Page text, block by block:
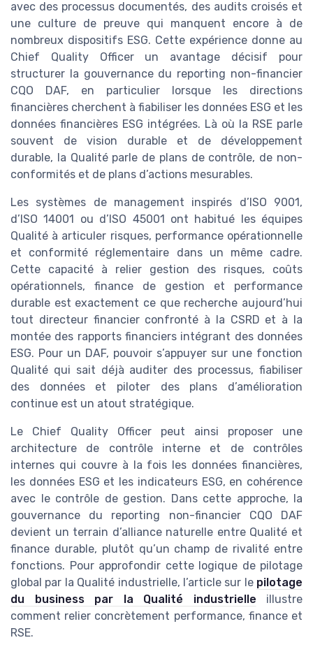
avec des processus documentés, des audits croisés et
une culture de preuve qui manquent encore à de
nombreux dispositifs ESG. Cette expérience donne au
Chief Quality Officer un avantage décisif pour
structurer la gouvernance du reporting non-financier
CQO DAF, en particulier lorsque les directions
financières cherchent à fiabiliser les données ESG et les
données financières ESG intégrées. Là où la RSE parle
souvent de vision durable et de développement
durable, la Qualité parle de plans de contrôle, de non-
conformités et de plans d’actions mesurables.
Les systèmes de management inspirés d’ISO 9001,
d’ISO 14001 ou d’ISO 45001 ont habitué les équipes
Qualité à articuler risques, performance opérationnelle
et conformité réglementaire dans un même cadre.
Cette capacité à relier gestion des risques, coûts
opérationnels, finance de gestion et performance
durable est exactement ce que recherche aujourd’hui
tout directeur financier confronté à la CSRD et à la
montée des rapports financiers intégrant des données
ESG. Pour un DAF, pouvoir s’appuyer sur une fonction
Qualité qui sait déjà auditer des processus, fiabiliser
des données et piloter des plans d’amélioration
continue est un atout stratégique.
Le Chief Quality Officer peut ainsi proposer une
architecture de contrôle interne et de contrôles
internes qui couvre à la fois les données financières,
les données ESG et les indicateurs ESG, en cohérence
avec le contrôle de gestion. Dans cette approche, la
gouvernance du reporting non-financier CQO DAF
devient un terrain d’alliance naturelle entre Qualité et
finance durable, plutôt qu’un champ de rivalité entre
fonctions. Pour approfondir cette logique de pilotage
global par la Qualité industrielle, l’article sur le pilotage
du business par la Qualité industrielle illustre
comment relier concrètement performance, finance et
RSE.